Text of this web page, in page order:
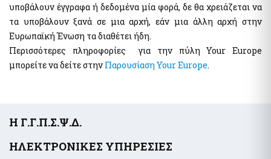
υποβάλουν έγγραφα ή δεδομένα μία φορά, δε θα χρειάζεται να
τα υποβάλουν ξανά σε μια αρχή, εάν μια άλλη αρχή στην
Ευρωπαϊκή Ένωση τα διαθέτει ήδη.
Περισσότερες πληροφορίες για την πύλη Your Europe
μπορείτε να δείτε στην Παρουσίαση Your Europe.
Υποσέλιδο
Η Γ.Γ.Π.Σ.Ψ.Δ.
ΗΛΕΚΤΡΟΝΙΚΕΣ ΥΠΗΡΕΣΙΕΣ